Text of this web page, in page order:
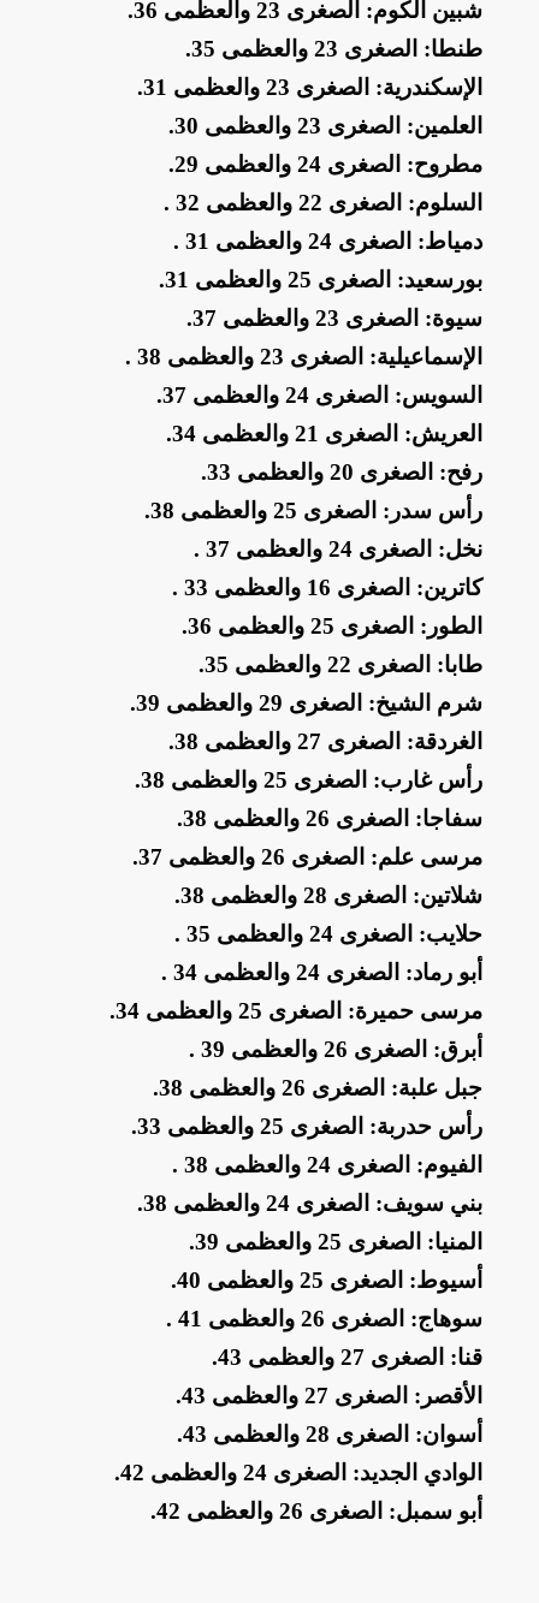
​شبين الكوم: الصغرى 23 والعظمى 36
.
​طنطا: الصغرى 23 والعظمى 35
.
​الإسكندرية: الصغرى 23 والعظمى 31
.
​العلمين: الصغرى 23 والعظمى 30
.
​مطروح: الصغرى 24 والعظمى 29
.
​السلوم: الصغرى 22 والعظمى 32
.
​دمياط: الصغرى 24 والعظمى 31
.
​بورسعيد: الصغرى 25 والعظمى 31
.
​سيوة: الصغرى 23 والعظمى 37
.
​الإسماعيلية: الصغرى 23 والعظمى 38
.
​السويس: الصغرى 24 والعظمى 37
.
​العريش: الصغرى 21 والعظمى 34
.
​رفح: الصغرى 20 والعظمى 33
.
​رأس سدر: الصغرى 25 والعظمى 38
.
​نخل: الصغرى 24 والعظمى 37
.
​كاترين: الصغرى 16 والعظمى 33
.
​الطور: الصغرى 25 والعظمى 36
.
​طابا: الصغرى 22 والعظمى 35
.
​شرم الشيخ: الصغرى 29 والعظمى 39
.
​الغردقة: الصغرى 27 والعظمى 38
.
​رأس غارب: الصغرى 25 والعظمى 38
.
​سفاجا: الصغرى 26 والعظمى 38
.
​مرسى علم: الصغرى 26 والعظمى 37
.
​شلاتين: الصغرى 28 والعظمى 38
.
​حلايب: الصغرى 24 والعظمى 35
.
​أبو رماد: الصغرى 24 والعظمى 34
.
​مرسى حميرة: الصغرى 25 والعظمى 34
.
​أبرق: الصغرى 26 والعظمى 39
.
​جبل علبة: الصغرى 26 والعظمى 38
.
​رأس حدربة: الصغرى 25 والعظمى 33
.
​الفيوم: الصغرى 24 والعظمى 38
.
​بني سويف: الصغرى 24 والعظمى 38
.
​المنيا: الصغرى 25 والعظمى 39
.
​أسيوط: الصغرى 25 والعظمى 40
.
​سوهاج: الصغرى 26 والعظمى 41
.
​قنا: الصغرى 27 والعظمى 43
.
​الأقصر: الصغرى 27 والعظمى 43
.
​أسوان: الصغرى 28 والعظمى 43
.
​الوادي الجديد: الصغرى 24 والعظمى 42
.
​أبو سمبل: الصغرى 26 والعظمى 42
.